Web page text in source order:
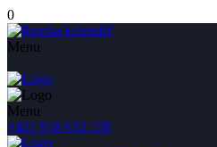
0
Menu
Menu
+421 918 632 158